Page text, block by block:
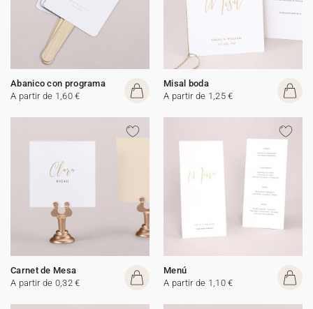
Abanico con programa
A partir de 1,60 €
Misal boda
A partir de 1,25 €
Carnet de Mesa
A partir de 0,32 €
Menú
A partir de 1,10 €